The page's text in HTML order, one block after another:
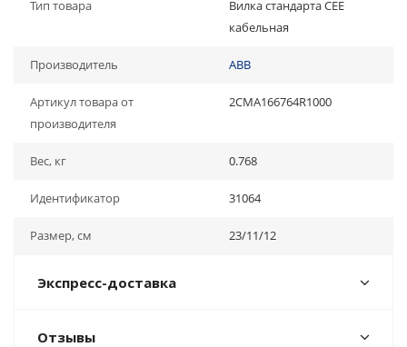
Тип товара
Вилка стандарта CEE
кабельная
Производитель ABB
Артикул товара от
производителя
2CMA166764R1000
Вес, кг 0.768
Идентификатор 31064
Размер, см 23/11/12
Экспресс-доставка
Отзывы